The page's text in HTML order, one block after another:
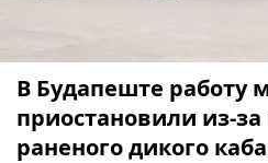
В Будапеште работу
приостановили из-
раненого дикого